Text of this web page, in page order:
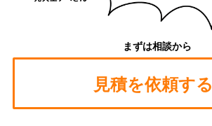
まずは相談から
見積を依頼する